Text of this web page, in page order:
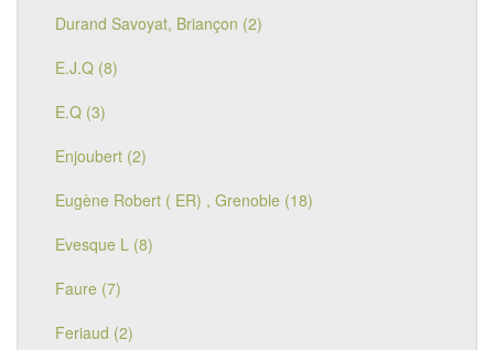
Durand Savoyat, Briançon (2)
E.J.Q (8)
E.Q (3)
Enjoubert (2)
Eugène Robert ( ER) , Grenoble (18)
Evesque L (8)
Faure (7)
Feriaud (2)